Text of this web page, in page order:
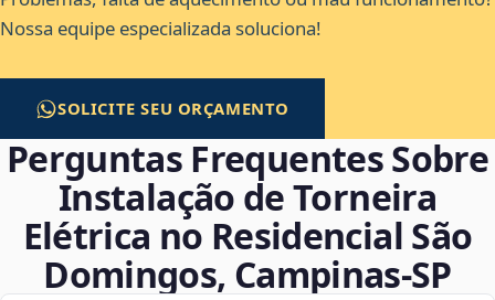
Nossa equipe especializada soluciona!
SOLICITE SEU ORÇAMENTO
Perguntas Frequentes Sobre
Instalação de Torneira
Elétrica no Residencial São
Domingos, Campinas‑SP